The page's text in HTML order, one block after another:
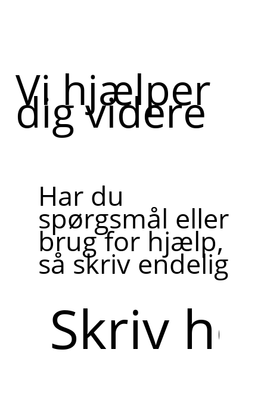
Vi hjælper
dig videre
Har du
spørgsmål eller
brug for hjælp,
så skriv endelig
her